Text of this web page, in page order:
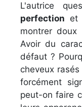
L'autrice
perfection et
montrer
Avoir du
défaut ?
cheveux
forcément
peut-on faire